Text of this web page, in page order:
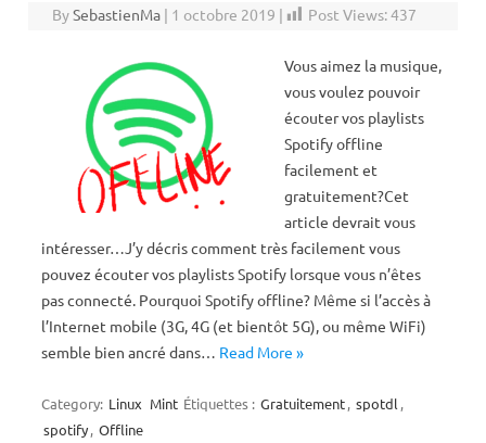
BySebastienMa | 1 octobre 2019 | Post Views:437
Vous aimez la musique,
vous voulez pouvoir
écouter vos playlists
Spotify offline
facilement et
gratuitement?Cet
article devrait vous
intéresser…J’y décris comment très facilement vous
pouvez écouter vos playlists Spotify lorsque vous n’êtes
pas connecté. Pourquoi Spotify offline? Même si l’accès à
l’Internet mobile (3G, 4G (et bientôt 5G), ou même WiFi)
semble bien ancré dans… Read More »
Category: Linux Mint Étiquettes : Gratuitement, spotdl ,
spotify, Offline